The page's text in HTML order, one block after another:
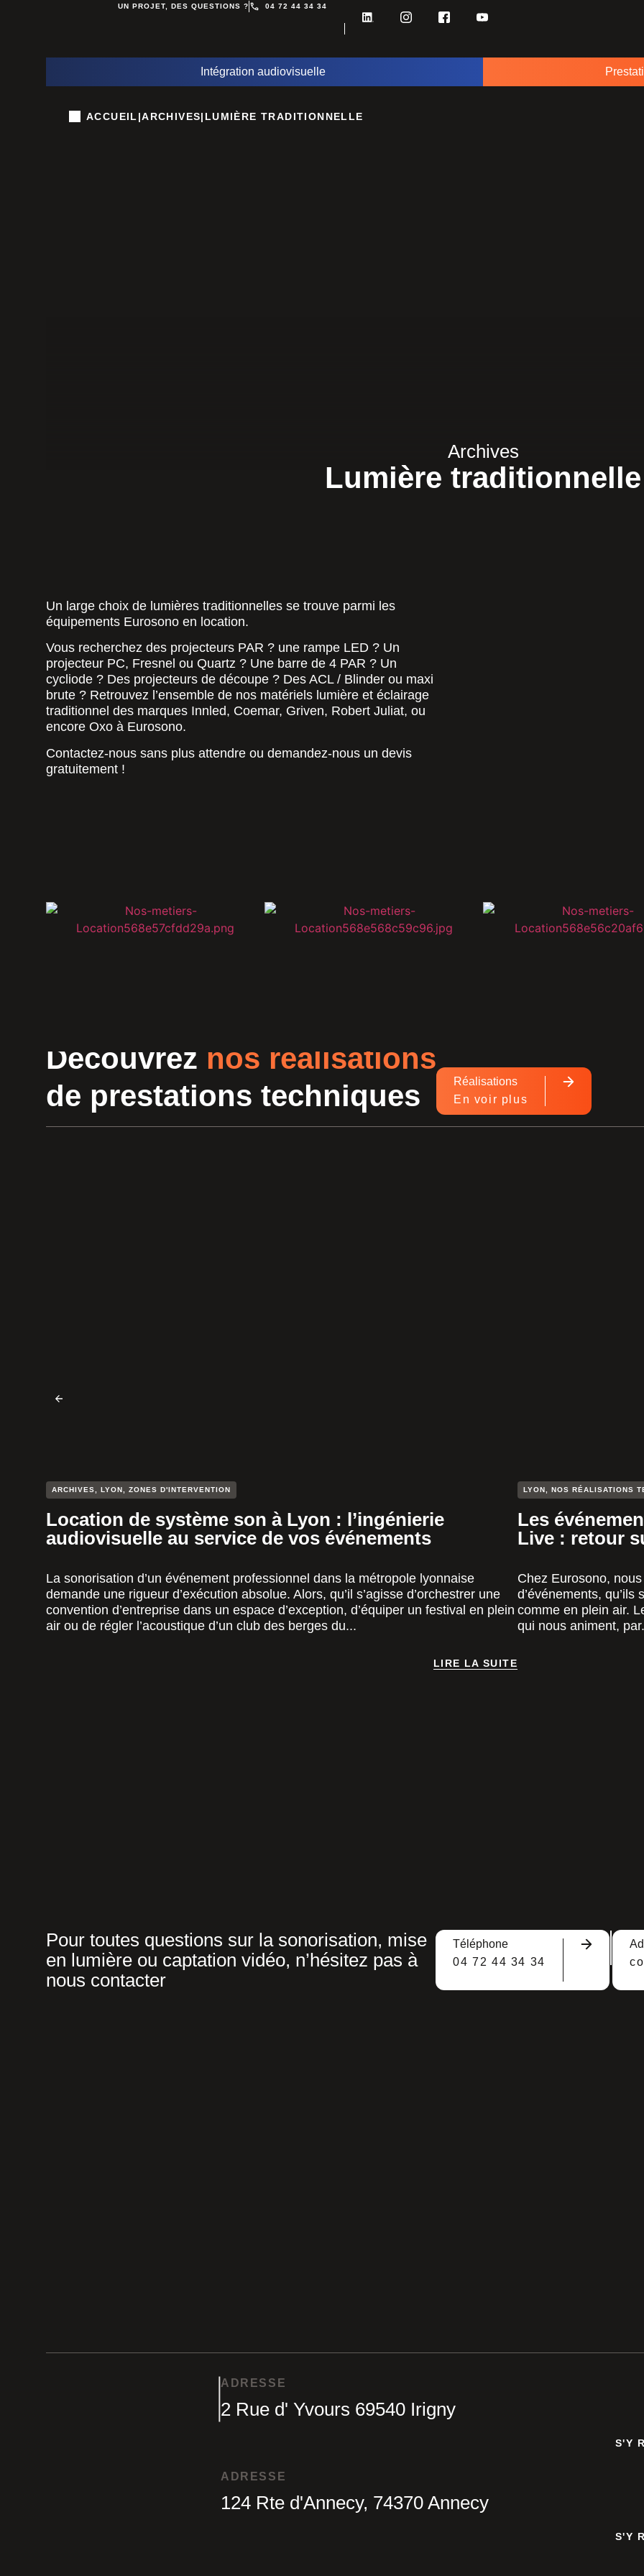
UN PROJET, DES QUESTIONS ? 04 72 44 34 34
Intégration audiovisuelle
ACCUEIL |ARCHIVES| LUMIÈRE TRADITIONNELLE
Archives
Lumière traditionnelle
Un large choix de lumières traditionnelles se trouve parmi les
équipements Eurosono en location.
Vous recherchez des projecteurs PAR ? une rampe LED ? Un
projecteur PC, Fresnel ou Quartz ? Une barre de 4 PAR ? Un
cycliode ? Des projecteurs de découpe ? Des ACL / Blinder ou maxi
brute ? Retrouvez l’ensemble de nos matériels lumière et éclairage
traditionnel des marques Innled, Coemar, Griven, Robert Juliat, ou
encore Oxo à Eurosono.
Contactez-nous sans plus attendre ou demandez-nous un devis
gratuitement !
Découvrez nos réalisations
de prestations techniques
Réalisations
En voir plus
ARCHIVES LYON ZONES D'INTERVENTION
Location de système son à Lyon : l’ingénierie
audiovisuelle au service de vos événements
La sonorisation d’un événement professionnel dans la métropole lyonnaise
demande une rigueur d’exécution absolue. Alors, qu’il s’agisse d’orchestrer une
convention d’entreprise dans un espace d’exception, d’équiper un festival en plein
air ou de régler l’acoustique d’un club des berges du...
LIRE LA SUITE
LYON NOS RÉALISATIONS
Les
Live : retour
Chez Eurosono,
d’événements,
comme en plein air.
qui nous animent,
Pour toutes questions sur la sonorisation, mise
en lumière ou captation vidéo, n’hésitez pas à
nous contacter
Téléphone
04 72 44 34 34
ADRESSE
2 Rue d' Yvours 69540 Irigny
S'Y
ADRESSE
124 Rte d'Annecy, 74370 Annecy
S'Y